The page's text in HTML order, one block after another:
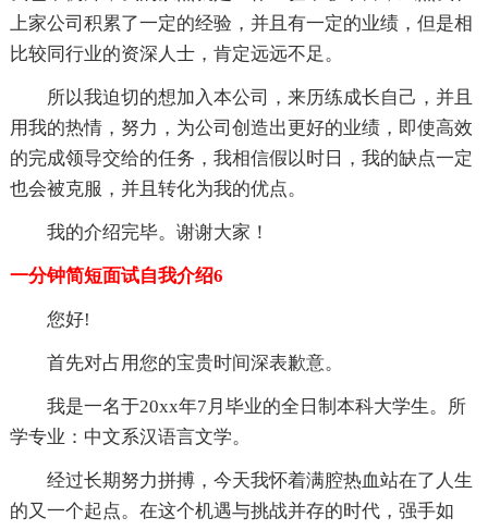
上家公司积累了一定的经验，并且有一定的业绩，但是相
比较同行业的资深人士，肯定远远不足。
所以我迫切的想加入本公司，来历练成长自己，并且
用我的热情，努力，为公司创造出更好的业绩，即使高效
的完成领导交给的任务，我相信假以时日，我的缺点一定
也会被克服，并且转化为我的优点。
我的介绍完毕。谢谢大家！
一分钟简短面试自我介绍6
您好!
首先对占用您的宝贵时间深表歉意。
我是一名于20xx年7月毕业的全日制本科大学生。所
学专业：中文系汉语言文学。
经过长期努力拼搏，今天我怀着满腔热血站在了人生
的又一个起点。在这个机遇与挑战并存的时代，强手如